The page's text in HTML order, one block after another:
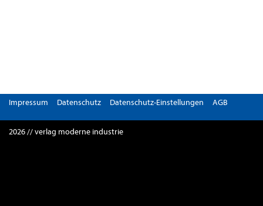
Impressum Datenschutz Datenschutz-Einstellungen AGB
2026 // verlag moderne industrie